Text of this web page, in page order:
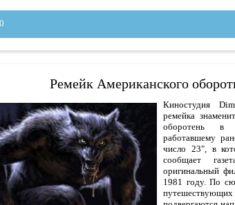
Ремейк Американского
Киностудия
ремейка
оборотень в
работавшему
число 23", в
сообщает
оригинальный
1981 году. По